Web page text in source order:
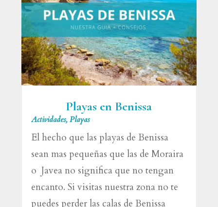
Playas en Benissa
Actividades,Playas
El hecho que las playas de Benissa
sean mas pequeñas que las de Moraira
o Javea no significa que no tengan
encanto. Si visitas nuestra zona no te
puedes perder las calas de Benissa